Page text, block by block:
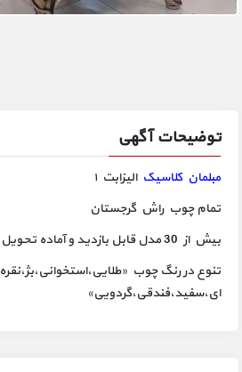
توضیحات آگهی
مبلمان کلاسیک الیزابت ۱
تمام چوب راش گرجستان
بیش از 30 مدل قابل بازدید و آماده تحویل
تنوع در رنگ چوب «طلایی،استخوانی،بژ،نقره
ای،سفید،فندقی،گردویی»